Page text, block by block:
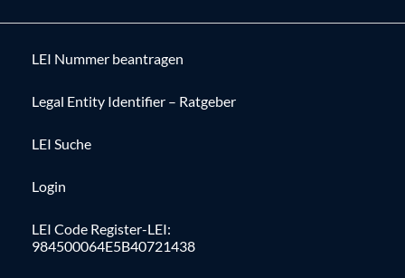
LEI Nummer beantragen
Legal Entity Identifier – Ratgeber
LEI Suche
Login
LEI Code Register-LEI:
984500064E5B40721438